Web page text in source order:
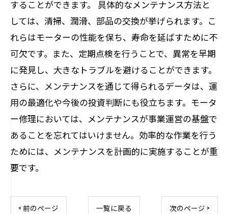
することができます。 具体的なメンテナンス方法と
しては、清掃、潤滑、部品の交換が挙げられます。こ
れらはモーターの性能を保ち、寿命を延ばすために不
可欠です。また、定期点検を行うことで、異常を早期
に発見し、大きなトラブルを避けることができます。
さらに、メンテナンスを通じて得られるデータは、運
用の最適化や今後の投資判断にも役立ちます。モータ
ー修理においては、メンテナンスが事業運営の基盤で
あることを忘れてはいけません。効率的な作業を行う
ためには、メンテナンスを計画的に実施することが重
要です。
< 前のページ 一覧に戻る 次のページ >